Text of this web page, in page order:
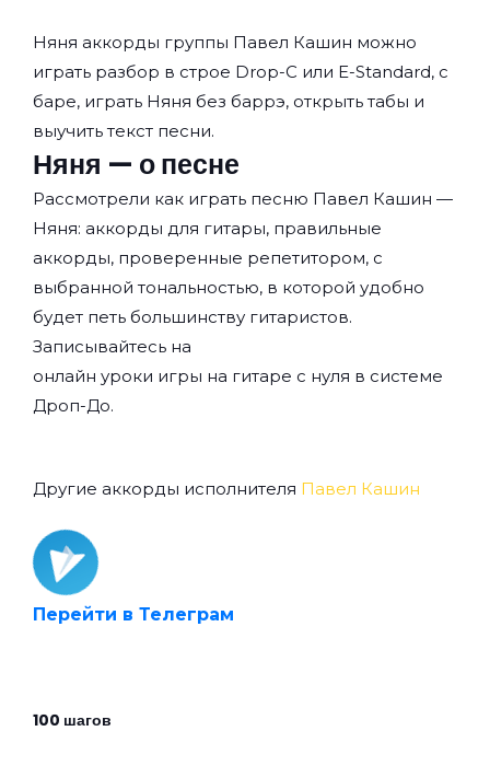
Няня аккорды группы Павел Кашин можно
играть разбор в строе Drop-C или E-Standard, с
баре, играть Няня без баррэ, открыть табы и
выучить текст песни.
Няня — о песне
Рассмотрели как играть песню Павел Кашин —
Няня: аккорды для гитары, правильные
аккорды, проверенные репетитором, с
выбранной тональностью, в которой удобно
будет петь большинству гитаристов.
Записывайтесь на
онлайн уроки игры на гитаре с нуля в системе
Дроп-До.
Другие аккорды исполнителя Павел Кашин
Перейти в Телеграм
100 шагов